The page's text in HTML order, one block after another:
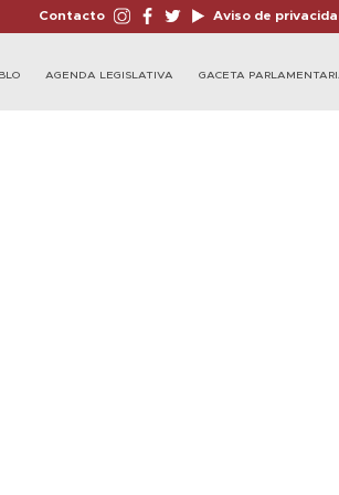
Contacto Aviso de
AGENDA LEGISLATIVA GACETA